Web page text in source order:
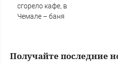
сгорело кафе, в
Чемале – баня
Получайте последние